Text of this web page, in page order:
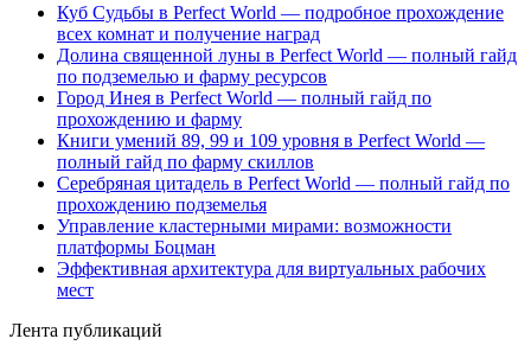
Куб Судьбы в Perfect World — подробное прохождение
всех комнат и получение наград
Долина священной луны в Perfect World — полный гайд
по подземелью и фарму ресурсов
Город Инея в Perfect World — полный гайд по
прохождению и фарму
Книги умений 89, 99 и 109 уровня в Perfect World —
полный гайд по фарму скиллов
Серебряная цитадель в Perfect World — полный гайд по
прохождению подземелья
Управление кластерными мирами: возможности
платформы Боцман
Эффективная архитектура для виртуальных рабочих
мест
Лента публикаций